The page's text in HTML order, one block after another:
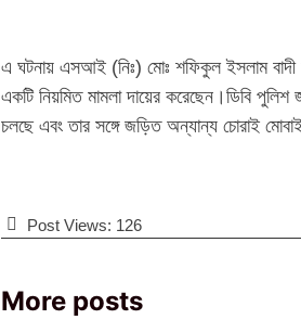
এ ঘটনায় এসআই (নিঃ) মোঃ শফিকুল ইসলাম বাদী
একটি নিয়মিত মামলা দায়ের করেছেন।ডিবি
চলছে এবং তার সঙ্গে জড়িত অন্যান্য চোরাই
Post Views: 126
More posts